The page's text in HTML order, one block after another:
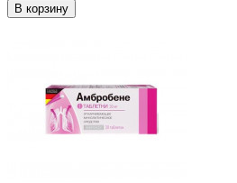
В корзину